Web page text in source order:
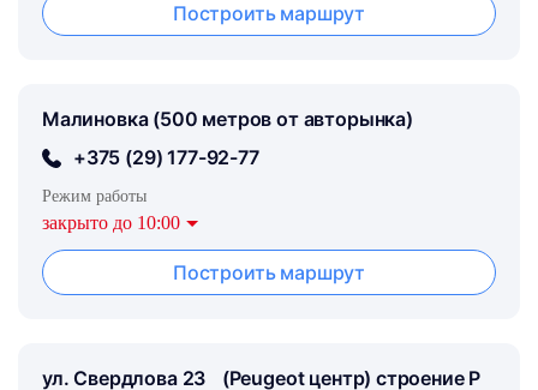
Построить маршрут
Малиновка (500 метров от авторынка)
+375 (29) 177-92-77
Режим работы
закрыто до 10:00
Построить маршрут
ул. Свердлова 23 (Peugeot центр) строение Р